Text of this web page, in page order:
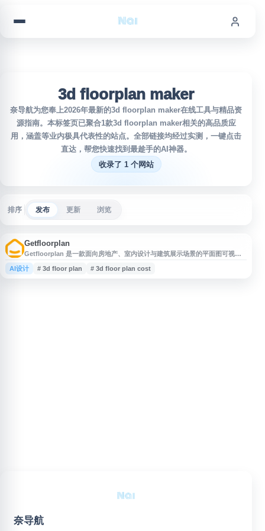
3d floorplan maker
奈导航为您奉上2026年最新的3d floorplan maker在线工具与精品资
源指南。本标签页已聚合1款3d floorplan maker相关的高品质应
用，涵盖等业内极具代表性的站点。全部链接均经过实测，一键点击
直达，帮您快速找到最趁手的AI神器。
收录了 1 个网站
排序 发布 更新 浏览
Getfloorplan
Getfloorplan 是一款面向房地产、室内设计与建筑展示场景的平面图可视化
工具，支持将 2D floor plan 转换为带家具的 3D 渲染图和虚拟导览内容。用
户可上传户型图，生成用于房源展示、销售推广或设计沟通的 3D floor
AI设计 # 3d floor plan # 3d floor plan cost
奈导航